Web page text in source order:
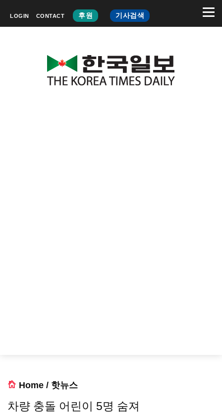
LOGIN CONTACT 후원 기사검색
Home / 핫뉴스
차량 충돌 어린이 5명 숨져